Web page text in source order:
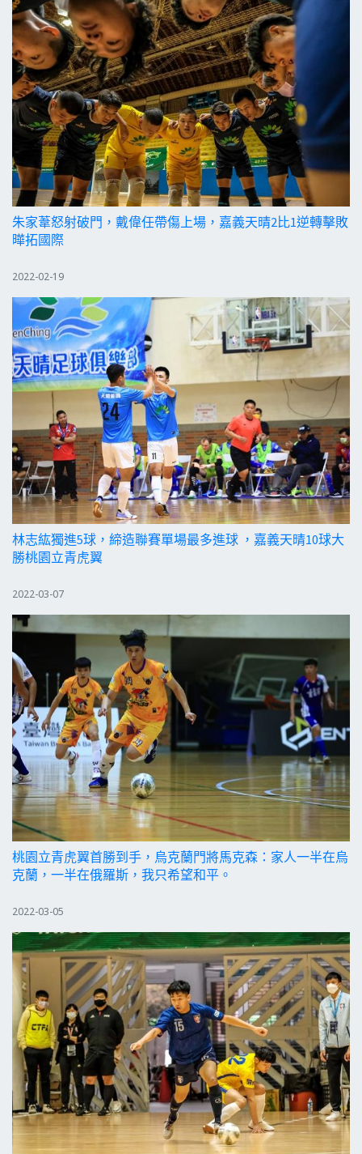
朱家葦怒射破門，戴偉任帶傷上場，嘉義天晴2比1逆轉擊敗
曄拓國際
2022-02-19
林志紘獨進5球，締造聯賽單場最多進球 ，嘉義天晴10球大
勝桃園立青虎翼
2022-03-07
桃園立青虎翼首勝到手，烏克蘭門將馬克森：家人一半在烏
克蘭，一半在俄羅斯，我只希望和平。
2022-03-05